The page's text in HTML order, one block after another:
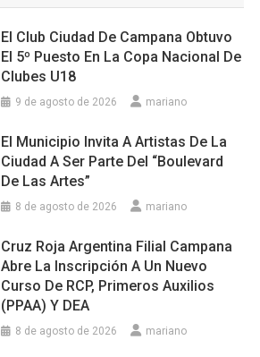
El Club Ciudad De Campana Obtuvo
El 5º Puesto En La Copa Nacional De
Clubes U18
9 de agosto de 2026 mariano
El Municipio Invita A Artistas De La
Ciudad A Ser Parte Del “Boulevard
De Las Artes”
8 de agosto de 2026 mariano
Cruz Roja Argentina Filial Campana
Abre La Inscripción A Un Nuevo
Curso De RCP, Primeros Auxilios
(PPAA) Y DEA
8 de agosto de 2026 mariano